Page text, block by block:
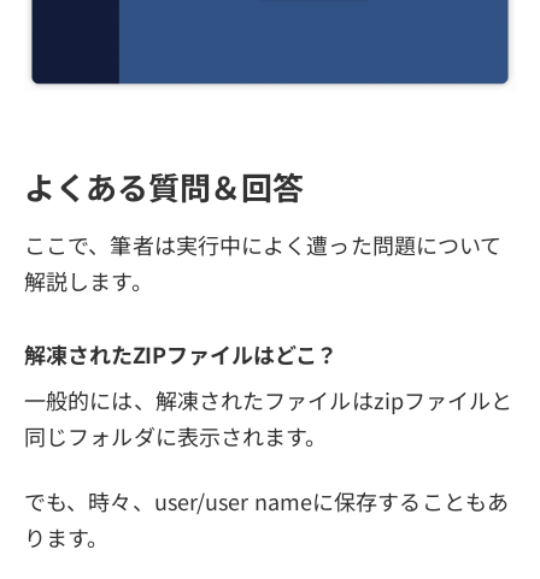
よくある質問＆回答
ここで、筆者は実行中によく遭った問題について
解説します。
解凍されたZIPファイルはどこ？
一般的には、解凍されたファイルはzipファイルと
同じフォルダに表示されます。
でも、時々、user/user nameに保存することもあ
ります。